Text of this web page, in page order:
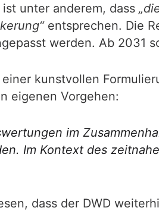
unter anderem, dass
entsprechen. Die
werden. Ab 2031
kunstvollen
eigenen Vorgehen:
im
Im Kontext des
dass der DWD